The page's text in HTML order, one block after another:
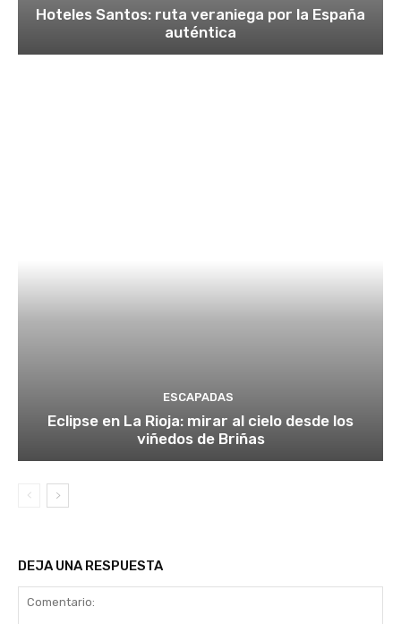
Hoteles Santos: ruta veraniega por la España
auténtica
ESCAPADAS
Eclipse en La Rioja: mirar al cielo desde los
viñedos de Briñas
DEJA UNA RESPUESTA